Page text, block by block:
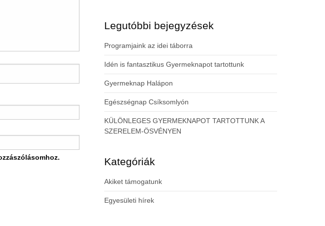
Legutóbbi bejegyzések
Programjaink az idei táborra
Idén is fantasztikus Gyermeknapot tartottunk
Gyermeknap Halápon
Egészségnap Csíksomlyón
KÜLÖNLEGES GYERMEKNAPOT TARTOTTUNK A
SZERELEM-ÖSVÉNYEN
Kategóriák
Akiket támogatunk
Egyesületi hírek